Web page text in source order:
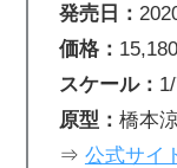
発売日：
価格：
スケール：
原型： 橋本
⇒ 公式サイ